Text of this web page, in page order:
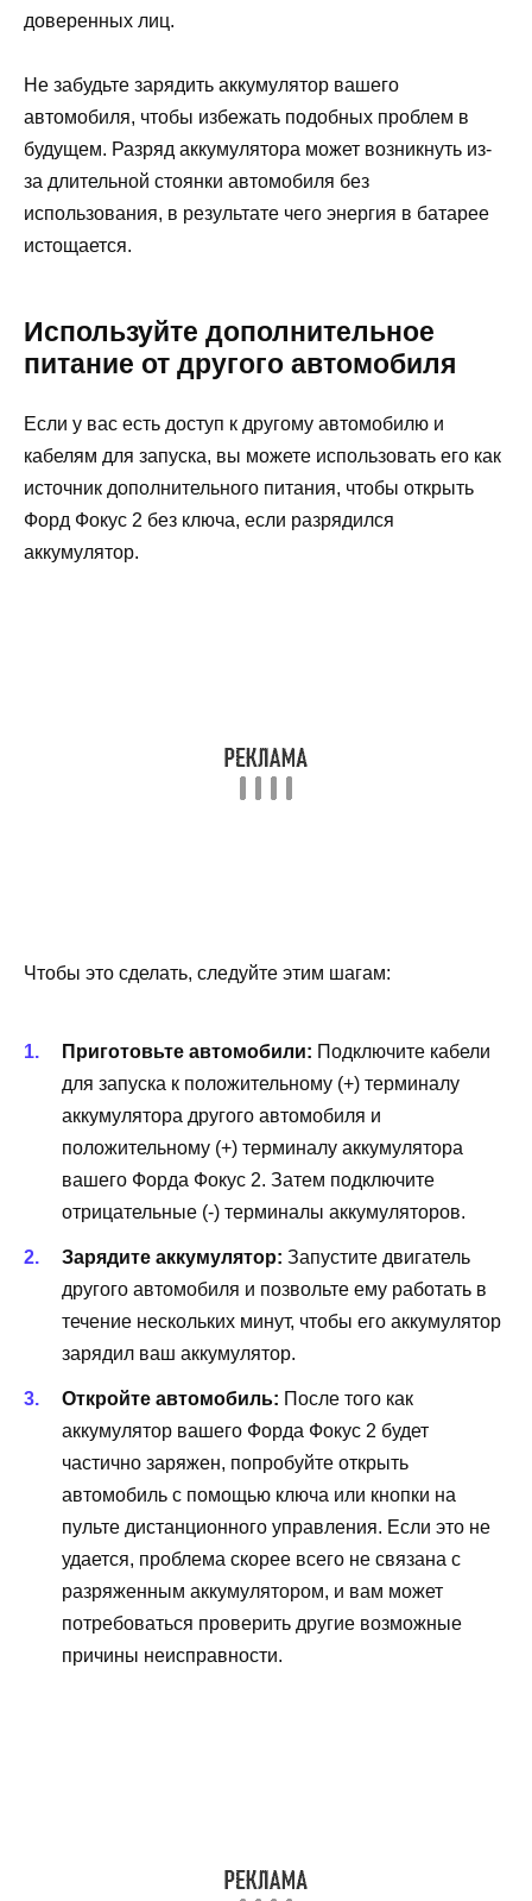
доверенных лиц.
Не забудьте зарядить аккумулятор вашего
автомобиля, чтобы избежать подобных проблем в
будущем. Разряд аккумулятора может возникнуть из-
за длительной стоянки автомобиля без
использования, в результате чего энергия в батарее
истощается.
Используйте дополнительное
питание от другого автомобиля
Если у вас есть доступ к другому автомобилю и
кабелям для запуска, вы можете использовать его как
источник дополнительного питания, чтобы открыть
Форд Фокус 2 без ключа, если разрядился
аккумулятор.
Чтобы это сделать, следуйте этим шагам:
Приготовьте автомобили: Подключите кабели
для запуска к положительному (+) терминалу
аккумулятора другого автомобиля и
положительному (+) терминалу аккумулятора
вашего Форда Фокус 2. Затем подключите
отрицательные (-) терминалы аккумуляторов.
Зарядите аккумулятор: Запустите двигатель
другого автомобиля и позвольте ему работать в
течение нескольких минут, чтобы его аккумулятор
зарядил ваш аккумулятор.
Откройте автомобиль: После того как
аккумулятор вашего Форда Фокус 2 будет
частично заряжен, попробуйте открыть
автомобиль с помощью ключа или кнопки на
пульте дистанционного управления. Если это не
удается, проблема скорее всего не связана с
разряженным аккумулятором, и вам может
потребоваться проверить другие возможные
причины неисправности.